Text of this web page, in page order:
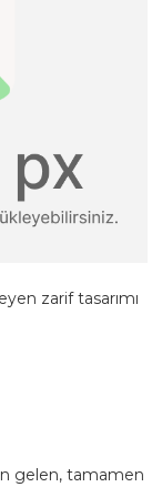
zarif tasarımı
gelen, tamamen